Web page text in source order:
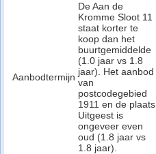
Aanbodtermijn
De Aan de
Kromme Sloot 11
staat korter te
koop dan het
buurtgemiddelde
(1.0 jaar vs 1.8
jaar). Het aanbod
van
postcodegebied
1911 en de plaats
Uitgeest is
ongeveer even
oud (1.8 jaar vs
1.8 jaar).